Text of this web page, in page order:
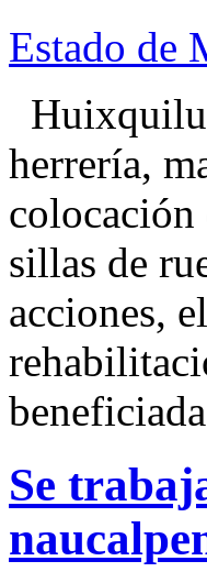
Estado de
herrería,
colocación
sillas de
acciones,
Se